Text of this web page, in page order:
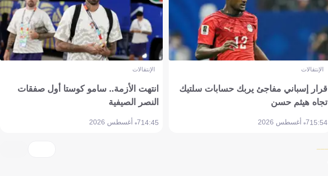
الإنتقالات
قرار إسباني مفاجئ يربك حسابات سلتيك
تجاه هيثم حسن
15:547 أغسطس 2026
الإنتقالات
انتهت الأزمة.. سامو كوستا أول صفقات
النصر الصيفية
14:457 أغسطس 2026